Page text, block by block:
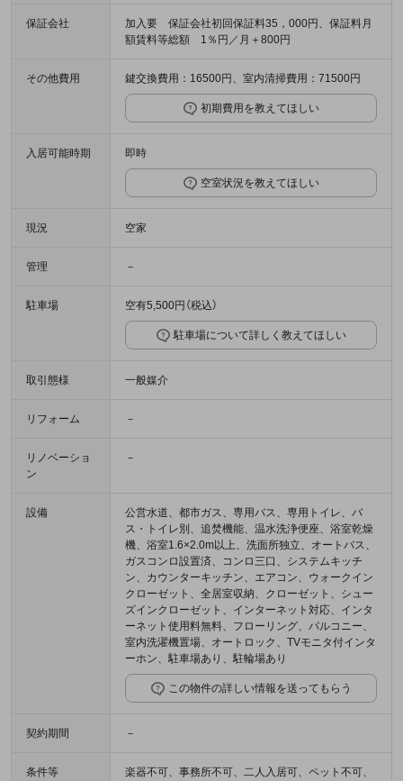
保証会社
加入要 保証会社初回保証料35，000円、保証料月
額賃料等総額 1％円／月＋800円
その他費用 鍵交換費用：16500円、室内清掃費用：71500円
初期費用を教えてほしい
入居可能時期 即時
空室状況を教えてほしい
現況 空家
管理 －
駐車場 空有5,500円（税込）
駐車場について詳しく教えてほしい
取引態様 一般媒介
リフォーム －
リノベーショ
ン
－
設備
公営水道、都市ガス、専用バス、専用トイレ、バ
ス・トイレ別、追焚機能、温水洗浄便座、浴室乾燥
機、浴室1.6×2.0m以上、洗面所独立、オートバス、
ガスコンロ設置済、コンロ三口、システムキッチ
ン、カウンターキッチン、エアコン、ウォークイン
クローゼット、全居室収納、クローゼット、シュー
ズインクローゼット、インターネット対応、インタ
ーネット使用料無料、フローリング、バルコニー、
室内洗濯機置場、オートロック、TVモニタ付インタ
ーホン、駐車場あり、駐輪場あり
この物件の詳しい情報を送ってもらう
契約期間 －
条件等
楽器不可、事務所不可、二人入居可、ペット不可、